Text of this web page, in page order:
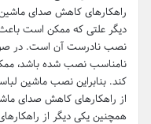
راهکارهای کاهش صدای
دیگر علتی که ممکن است
نصب نادرست آن است. در
نامناسب نصب شده باشد،
کند. بنابراین نصب ماشین
از راهکارهای کاهش صدای
همچنین یکی دیگر از